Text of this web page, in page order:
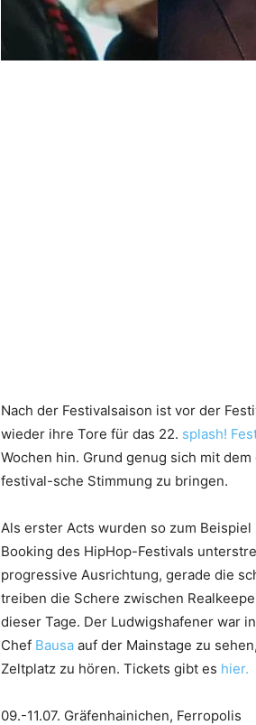
Nach der Festivalsaison ist vor der
wieder ihre Tore für das 22. splash!
Wochen hin. Grund genug sich mit
festival-sche Stimmung zu bringen.
Als erster Acts wurden so zum Beispiel
Booking des HipHop-Festivals
progressive Ausrichtung, gerade die
treiben die Schere zwischen
dieser Tage. Der Ludwigshafener war
Chef Bausa auf der Mainstage zu
Zeltplatz zu hören. Tickets gibt es hier.
09.-11.07. Gräfenhainichen, Ferropolis